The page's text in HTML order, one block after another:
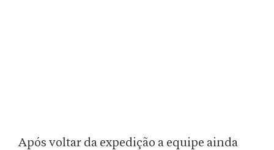
Após voltar da expedição a equipe ainda